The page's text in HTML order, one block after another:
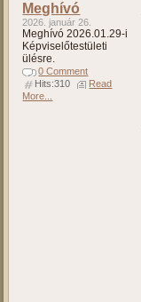
Meghívó
2026. január 26.
Meghívó 2026.01.29-i
Képviselőtestületi
ülésre.
0 Comment
Hits:310
Read
More...